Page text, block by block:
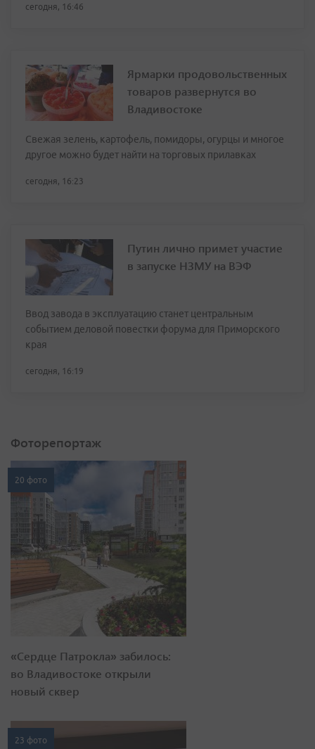
сегодня, 16:46
Ярмарки продовольственных
товаров развернутся во
Владивостоке
Свежая зелень, картофель, помидоры, огурцы и многое
другое можно будет найти на торговых прилавках
сегодня, 16:23
Путин лично примет участие
в запуске НЗМУ на ВЭФ
Ввод завода в эксплуатацию станет центральным
событием деловой повестки форума для Приморского
края
сегодня, 16:19
Фоторепортаж
20 фото
«Сердце Патрокла» забилось:
во Владивостоке открыли
новый сквер
23 фото